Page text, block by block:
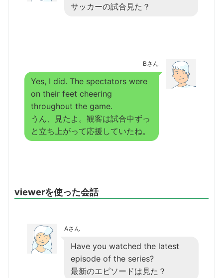
サッカーの試合見た？
Bさん
Yes, I did. The spectators were
on their feet cheering
throughout the game.
うん、見たよ。観客は試合中ずっ
と立ち上がって応援していたね。
viewerを使った会話
Aさん
Have you watched the latest
episode of the series?
最新のエピソードは見た？